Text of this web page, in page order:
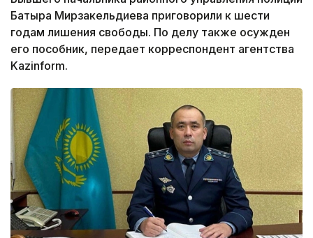
Батыра Мирзакельдиева приговорили к шести
годам лишения свободы. По делу также осужден
его пособник, передает корреспондент агентства
Kazinform.